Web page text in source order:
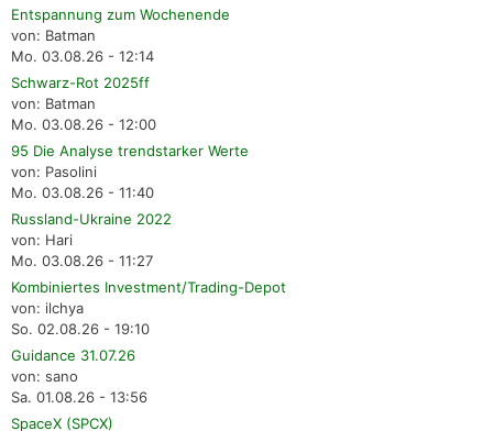
Entspannung zum Wochenende
von: Batman
Mo. 03.08.26 - 12:14
Schwarz-Rot 2025ff
von: Batman
Mo. 03.08.26 - 12:00
95 Die Analyse trendstarker Werte
von: Pasolini
Mo. 03.08.26 - 11:40
Russland-Ukraine 2022
von: Hari
Mo. 03.08.26 - 11:27
Kombiniertes Investment/Trading-Depot
von: ilchya
So. 02.08.26 - 19:10
Guidance 31.07.26
von: sano
Sa. 01.08.26 - 13:56
SpaceX (SPCX)